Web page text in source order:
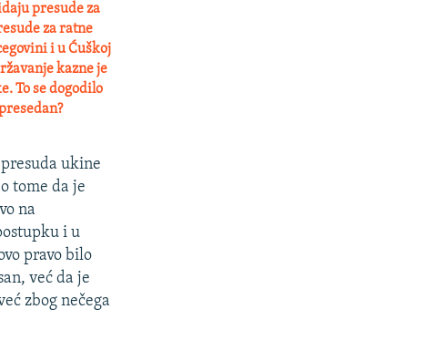
presude za
za ratne
i u Ćuškoj
kazne je
To se dogodilo
ukine
tome da je
na
i u
pravo bilo
već da je
zbog nečega